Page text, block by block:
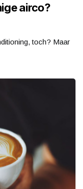
airco?
toch? Maar